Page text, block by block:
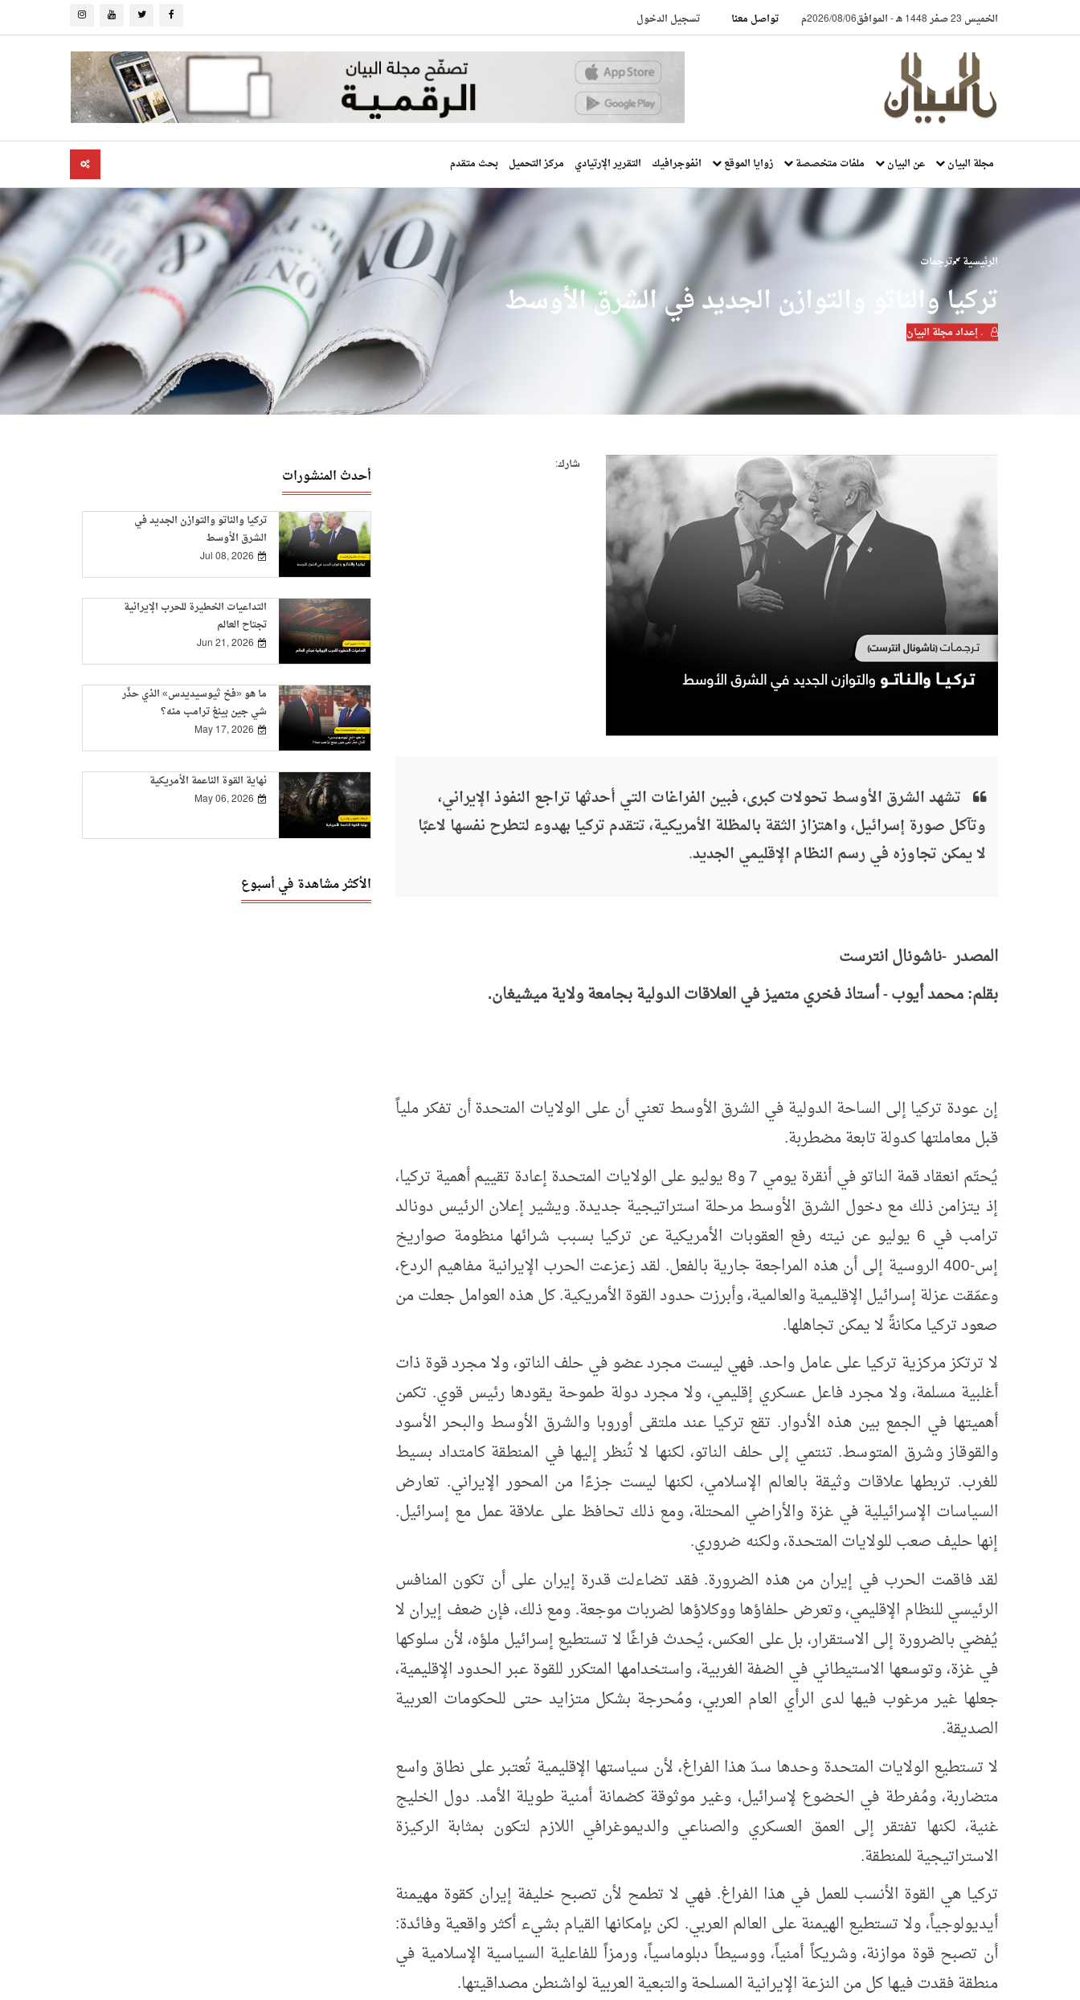
الخميس 23 صفر 1448 هـ -الموافق2026/08/06م تواصل معنا تسجيل الدخول
مجلة البيان عن البيان ملفات متخصصة زوايا الموقع انفوجرافيك التقرير الإرتيادي مركز التحميل بحث متقدم
الرئيسية ترجمات
تركيا والناتو والتوازن الجديد في الشرق الأوسط
. إعداد مجلة البيان
شارك:
تشهد الشرق الأوسط تحولات كبرى، فبين الفراغات التي أحدثها تراجع النفوذ الإيراني،
وتآكل صورة إسرائيل، واهتزاز الثقة بالمظلة الأمريكية، تتقدم تركيا بهدوء لتطرح نفسها لاعبًا
لا يمكن تجاوزه في رسم النظام الإقليمي الجديد.
المصدر -ناشونال انترست
بقلم: محمد أيوب - أستاذ فخري متميز في العلاقات الدولية بجامعة ولاية ميشيغان.
إن عودة تركيا إلى الساحة الدولية في الشرق الأوسط تعني أن على الولايات المتحدة أن تفكر ملياً
قبل معاملتها كدولة تابعة مضطربة.
يُحتّم انعقاد قمة الناتو في أنقرة يومي 7 و8 يوليو على الولايات المتحدة إعادة تقييم أهمية تركيا،
إذ يتزامن ذلك مع دخول الشرق الأوسط مرحلة استراتيجية جديدة. ويشير إعلان الرئيس دونالد
ترامب في 6 يوليو عن نيته رفع العقوبات الأمريكية عن تركيا بسبب شرائها منظومة صواريخ
إس-400 الروسية إلى أن هذه المراجعة جارية بالفعل. لقد زعزعت الحرب الإيرانية مفاهيم الردع،
وعمّقت عزلة إسرائيل الإقليمية والعالمية، وأبرزت حدود القوة الأمريكية. كل هذه العوامل جعلت من
صعود تركيا مكانةً لا يمكن تجاهلها.
لا ترتكز مركزية تركيا على عامل واحد. فهي ليست مجرد عضو في حلف الناتو، ولا مجرد قوة ذات
أغلبية مسلمة، ولا مجرد فاعل عسكري إقليمي، ولا مجرد دولة طموحة يقودها رئيس قوي. تكمن
أهميتها في الجمع بين هذه الأدوار. تقع تركيا عند ملتقى أوروبا والشرق الأوسط والبحر الأسود
والقوقاز وشرق المتوسط. تنتمي إلى حلف الناتو، لكنها لا تُنظر إليها في المنطقة كامتداد بسيط
للغرب. تربطها علاقات وثيقة بالعالم الإسلامي، لكنها ليست جزءًا من المحور الإيراني. تعارض
السياسات الإسرائيلية في غزة والأراضي المحتلة، ومع ذلك تحافظ على علاقة عمل مع إسرائيل.
إنها حليف صعب للولايات المتحدة، ولكنه ضروري.
لقد فاقمت الحرب في إيران من هذه الضرورة. فقد تضاءلت قدرة إيران على أن تكون المنافس
الرئيسي للنظام الإقليمي، وتعرض حلفاؤها ووكلاؤها لضربات موجعة. ومع ذلك، فإن ضعف إيران لا
يُفضي بالضرورة إلى الاستقرار، بل على العكس، يُحدث فراغًا لا تستطيع إسرائيل ملؤه، لأن سلوكها
في غزة، وتوسعها الاستيطاني في الضفة الغربية، واستخدامها المتكرر للقوة عبر الحدود الإقليمية،
جعلها غير مرغوب فيها لدى الرأي العام العربي، ومُحرجة بشكل متزايد حتى للحكومات العربية
الصديقة.
لا تستطيع الولايات المتحدة وحدها سدّ هذا الفراغ، لأن سياستها الإقليمية تُعتبر على نطاق واسع
متضاربة، ومُفرطة في الخضوع لإسرائيل، وغير موثوقة كضمانة أمنية طويلة الأمد. دول الخليج
غنية، لكنها تفتقر إلى العمق العسكري والصناعي والديموغرافي اللازم لتكون بمثابة الركيزة
الاستراتيجية للمنطقة.
تركيا هي القوة الأنسب للعمل في هذا الفراغ. فهي لا تطمح لأن تصبح خليفة إيران كقوة مهيمنة
أيديولوجياً، ولا تستطيع الهيمنة على العالم العربي. لكن بإمكانها القيام بشيء أكثر واقعية وفائدة:
أن تصبح قوة موازنة، وشريكاً أمنيا، ووسيطاً دبلوماسياً، ورمزاً للفاعلية السياسية الإسلامية في
منطقة فقدت فيها كل من النزعة الإيرانية المسلحة والتبعية العربية لواشنطن مصداقيتها.
أحدث المنشورات
تركيا والناتو والتوازن الجديد في
الشرق الأوسط
Jul 08, 2026
التداعيات الخطيرة للحرب الإيرانية
تجتاح العالم
Jun 21, 2026
ما هو «فخ ثيوسيديدس» الذي حذّر
شي جين بينغ ترامب منه؟
May 17, 2026
نهاية القوة الناعمة الأمريكية
May 06, 2026
الأكثر مشاهدة في أسبوع